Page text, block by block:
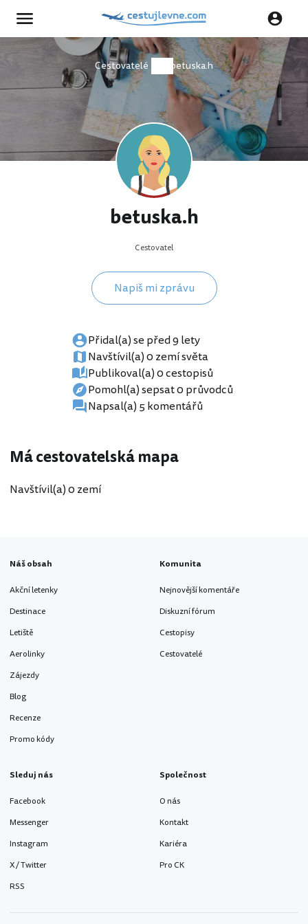
Cestovatelé betuska.h
betuska.h
Cestovatel
Napiš mi zprávu
Přidal(a) se před 9 lety
Navštívil(a) 0 zemí světa
Publikoval(a) 0 cestopisů
Pomohl(a) sepsat 0 průvodců
Napsal(a) 5 komentářů
Má cestovatelská mapa
Navštívil(a) 0 zemí
Náš obsah
Akční letenky
Destinace
Letiště
Aerolinky
Zájezdy
Blog
Recenze
Promo kódy
Komunita
Nejnovější komentáře
Diskuzní fórum
Cestopisy
Cestovatelé
Sleduj nás
Facebook
Messenger
Instagram
X / Twitter
RSS
Společnost
O nás
Kontakt
Kariéra
Pro CK